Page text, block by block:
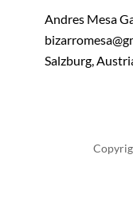
Andres Mesa
Salzburg,